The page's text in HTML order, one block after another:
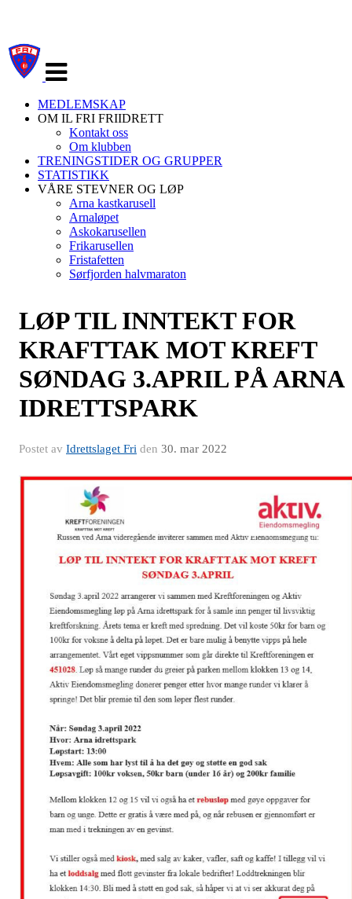
navigasjon
MEDLEMSKAP
OM IL FRI FRIIDRETT
Kontakt oss
Om klubben
TRENINGSTIDER OG GRUPPER
STATISTIKK
VÅRE STEVNER OG LØP
Arna kastkarusell
Arnaløpet
Askokarusellen
Frikarusellen
Fristafetten
Sørfjorden halvmaraton
LØP TIL INNTEKT FOR
KRAFTTAK MOT KREFT
SØNDAG 3.APRIL PÅ ARNA
IDRETTSPARK
Postet av Idrettslaget Fri den 30. mar 2022